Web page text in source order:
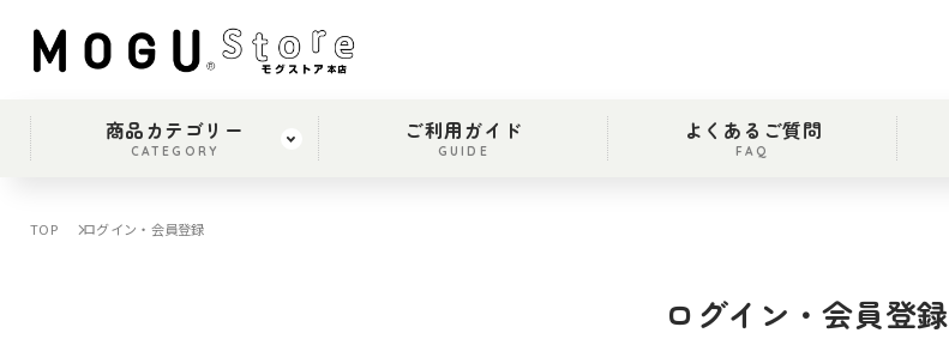
商品カテゴリー
CATEGORY
ご利用ガイド
GUIDE
よくあるご質問
FAQ
TOP ログイン・会員登録
ログイン・会員登録